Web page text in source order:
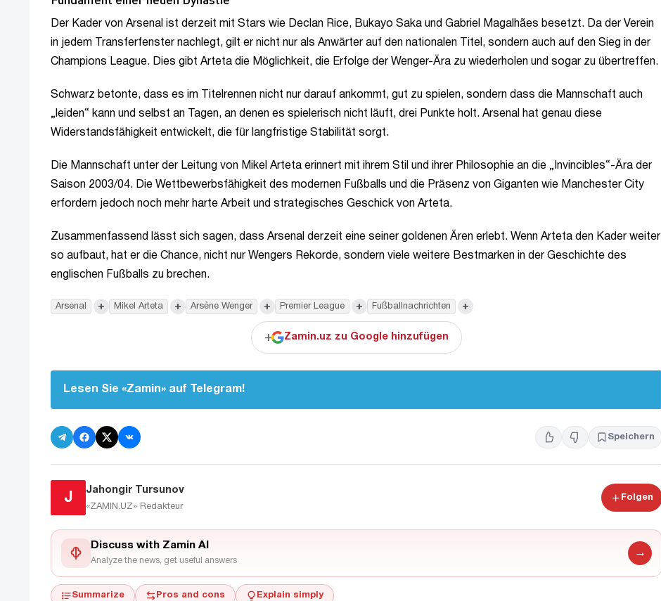
Der Kader von Arsenal ist derzeit mit Stars wie Declan Rice, Bukayo Saka und Gabriel Magalhães besetzt. Da der Verein
in jedem Transferfenster nachlegt, gilt er nicht nur als Anwärter auf den nationalen Titel, sondern auch auf den Sieg in der
Champions League. Dies gibt Arteta die Möglichkeit, die Erfolge der Wenger-Ära zu wiederholen und sogar zu übertreffen.
Schwarz betonte, dass es im Titelrennen nicht nur darauf ankommt, gut zu spielen, sondern dass die Mannschaft auch
„leiden“ kann und selbst an Tagen, an denen es spielerisch nicht läuft, drei Punkte holt. Arsenal hat genau diese
Widerstandsfähigkeit entwickelt, die für langfristige Stabilität sorgt.
Die Mannschaft unter der Leitung von Mikel Arteta erinnert mit ihrem Stil und ihrer Philosophie an die „Invincibles“-Ära der
Saison 2003/04. Die Wettbewerbsfähigkeit des modernen Fußballs und die Präsenz von Giganten wie Manchester City
erfordern jedoch noch mehr harte Arbeit und strategisches Geschick von Arteta.
Zusammenfassend lässt sich sagen, dass Arsenal derzeit eine seiner goldenen Ären erlebt. Wenn Arteta den Kader weiter
so aufbaut, hat er die Chance, nicht nur Wengers Rekorde, sondern viele weitere Bestmarken in der Geschichte des
englischen Fußballs zu brechen.
Arsenal + Mikel Arteta + Arsène Wenger + Premier League + Fußballnachrichten +
+ Zamin.uz zu Google hinzufügen
Lesen Sie «Zamin» auf Telegram!
Speichern
J
Jahongir Tursunov
«ZAMIN.UZ» Redakteur
Folgen
Discuss with Zamin AI
Analyze the news, get useful answers
→
Summarize Pros and cons Explain simply